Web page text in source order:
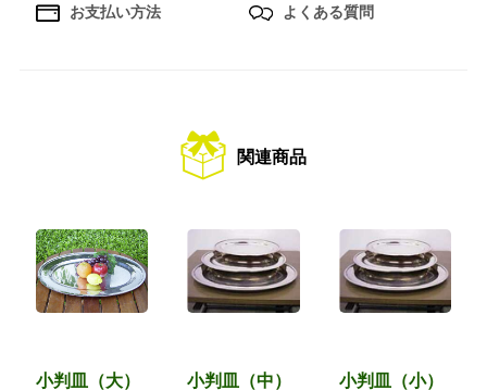
お支払い方法 よくある質問
関連商品
小判皿（大） 小判皿（中） 小判皿（小）